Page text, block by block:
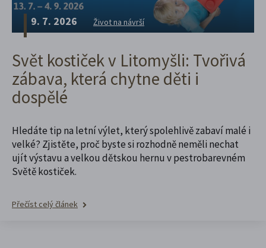
9. 7. 2026 Život na návrší
Svět kostiček v Litomyšli: Tvořivá
zábava, která chytne děti i
dospělé
Hledáte tip na letní výlet, který spolehlivě zabaví malé i
velké? Zjistěte, proč byste si rozhodně neměli nechat
ujít výstavu a velkou dětskou hernu v pestrobarevném
Světě kostiček.
Přečíst celý článek